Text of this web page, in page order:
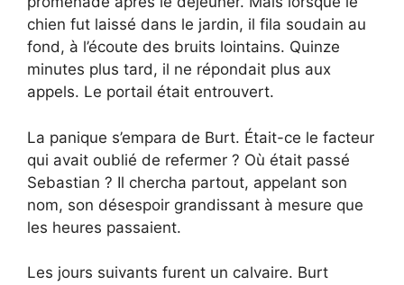
chien fut laissé dans le jardin, il fila soudain au
fond, à l’écoute des bruits lointains. Quinze
minutes plus tard, il ne répondait plus aux
appels. Le portail était entrouvert.
La panique s’empara de Burt. Était-ce le facteur
qui avait oublié de refermer ? Où était passé
Sebastian ? Il chercha partout, appelant son
nom, son désespoir grandissant à mesure que
les heures passaient.
Les jours suivants furent un calvaire. Burt